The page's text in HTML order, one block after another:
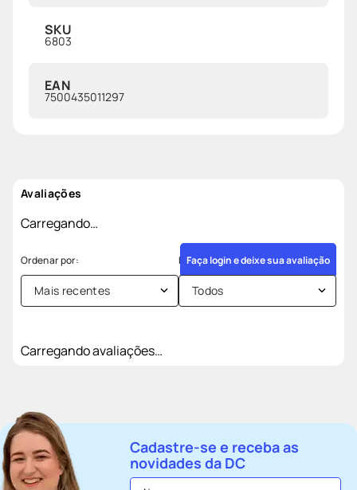
SKU
6803
EAN
7500435011297
Avaliações
Carregando…
Faça login e deixe sua avaliação
Mais recentes Todos
Carregando avaliações…
Cadastre-se e receba as
novidades da DC